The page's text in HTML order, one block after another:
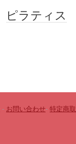
ピラティス
- お問い合わせ- 特定商